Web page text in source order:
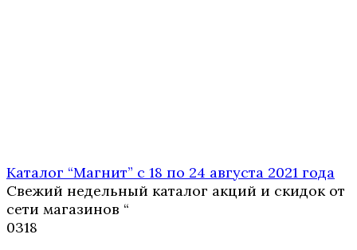
Каталог “Магнит” с 18 по 24 августа 2021 года
Свежий недельный каталог акций и скидок от
сети магазинов “
0318